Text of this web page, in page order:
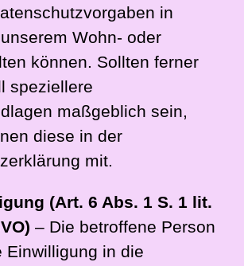
in
Wohn- oder
können. Sollten ferner
speziellere
maßgeblich sein,
diese in der
mit.
(Art. 6 Abs. 1 S. 1 lit.
– Die betroffene Person
Einwilligung in die